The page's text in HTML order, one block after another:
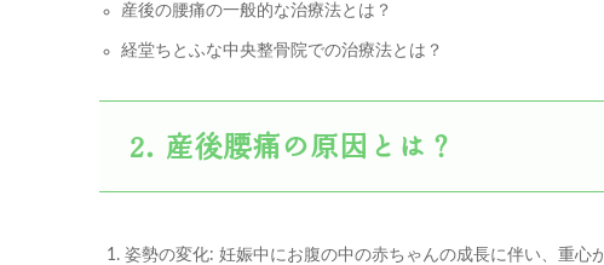
産後の腰痛の一般的な治療法とは？
経堂ちとふな中央整骨院での治療法とは？
産後腰痛の原因とは？
姿勢の変化: 妊娠中にお腹の中の赤ちゃんの成長に伴い、重